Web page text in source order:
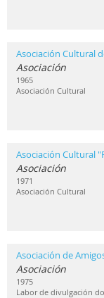
Asociación Cultural
Asociación
1965
Asociación Cultural
Asociación Cultural
Asociación
1971
Asociación Cultural
Asociación de
Asociación
1975
Labor de divulgación